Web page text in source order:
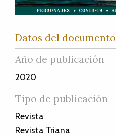
Datos del documento
Año de publicación
2020
Tipo de publicación
Revista
Revista Triana